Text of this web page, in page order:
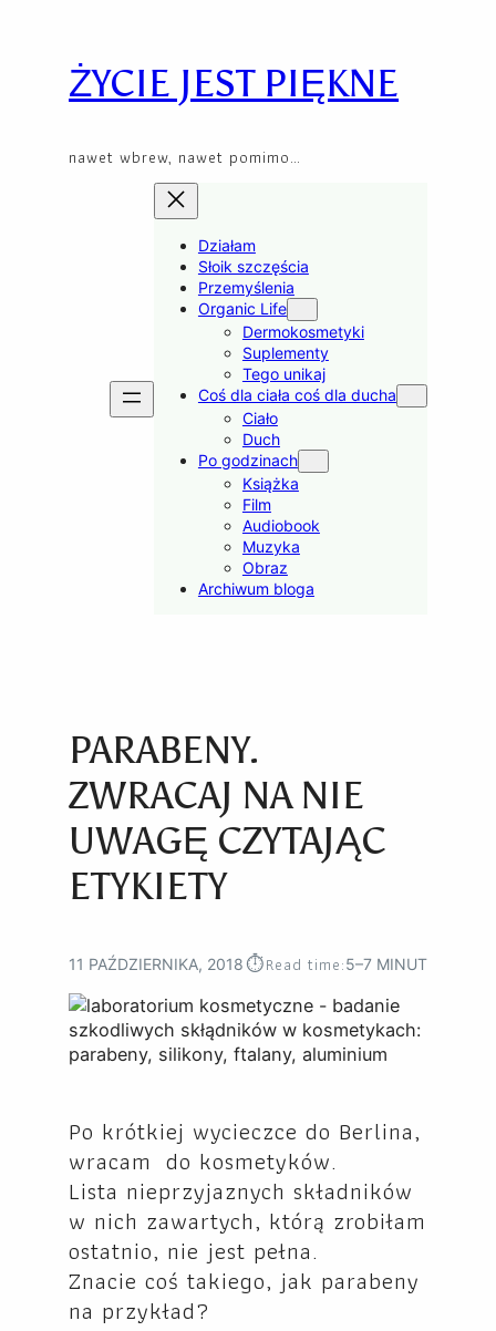
contentŻYCIE JEST PIĘKNE
nawet wbrew, nawet pomimo…
Działam
Słoik szczęścia
Przemyślenia
Organic Life
Dermokosmetyki
Suplementy
Tego unikaj
Coś dla ciała coś dla ducha
Ciało
Duch
Po godzinach
Książka
Film
Audiobook
Muzyka
Obraz
Archiwum bloga
PARABENY.
ZWRACAJ NA NIE
UWAGĘ CZYTAJĄC
ETYKIETY
11 PAŹDZIERNIKA, 2018 ⏱︎Read time:5–7 MINUT
Po krótkiej wycieczce do Berlina,
wracam do kosmetyków.
Lista nieprzyjaznych składników
w nich zawartych, którą zrobiłam
ostatnio, nie jest pełna.
Znacie coś takiego, jak parabeny
na przykład?